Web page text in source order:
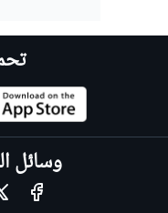
وسائل